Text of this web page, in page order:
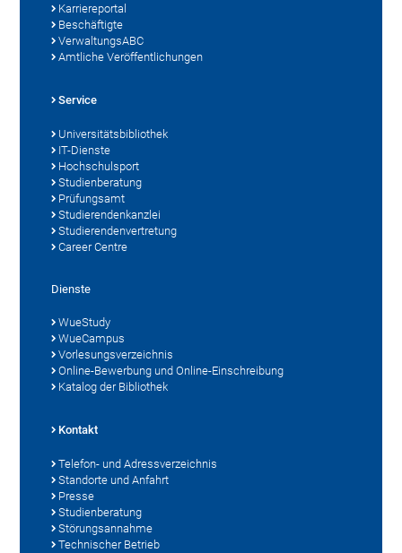
Karriereportal
Beschäftigte
VerwaltungsABC
Amtliche Veröffentlichungen
Service
Universitätsbibliothek
IT-Dienste
Hochschulsport
Studienberatung
Prüfungsamt
Studierendenkanzlei
Studierendenvertretung
Career Centre
Dienste
WueStudy
WueCampus
Vorlesungsverzeichnis
Online-Bewerbung und Online-Einschreibung
Katalog der Bibliothek
Kontakt
Telefon- und Adressverzeichnis
Standorte und Anfahrt
Presse
Studienberatung
Störungsannahme
Technischer Betrieb